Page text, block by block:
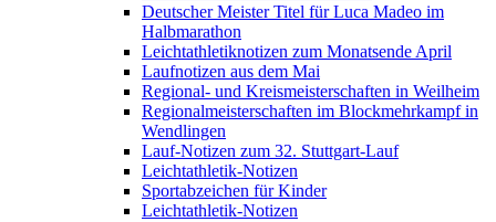
Deutscher Meister Titel für Luca Madeo im
Halbmarathon
Leichtathletiknotizen zum Monatsende April
Laufnotizen aus dem Mai
Regional- und Kreismeisterschaften in Weilheim
Regionalmeisterschaften im Blockmehrkampf in
Wendlingen
Lauf-Notizen zum 32. Stuttgart-Lauf
Leichtathletik-Notizen
Sportabzeichen für Kinder
Leichtathletik-Notizen